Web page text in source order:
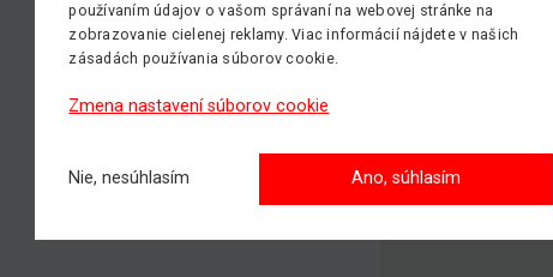
používaním údajov o vašom správaní na webovej stránke na
zobrazovanie cielenej reklamy. Viac informácií nájdete v našich
zásadách používania súborov cookie.
Zmena nastavení súborov cookie
Nie, nesúhlasím Ano, súhlasím